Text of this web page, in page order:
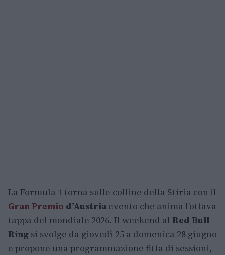
La Formula 1 torna sulle colline della Stiria con il
Gran Premio d’Austria evento che anima l’ottava
tappa del mondiale 2026. Il weekend al Red Bull
Ring si svolge da giovedì 25 a domenica 28 giugno
e propone una programmazione fitta di sessioni,